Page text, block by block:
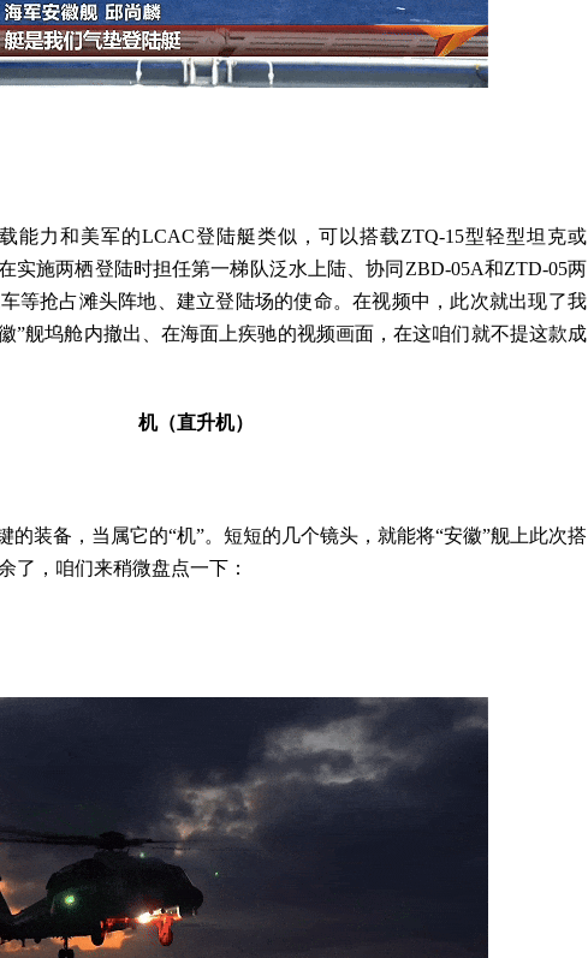
能力和美军的LCAC登陆艇类似，可以搭载ZTQ-15型轻型坦克或
实施两栖登陆时担任第一梯队泛水上陆、协同ZBD-05A和ZTD-05两
等抢占滩头阵地、建立登陆场的使命。在视频中，此次就出现了我
”舰坞舱内撤出、在海面上疾驰的视频画面，在这咱们就不提这款成
机（直升机）
的装备，当属它的“机”。短短的几个镜头，就能将“安徽”舰上此次搭
了，咱们来稍微盘点一下：